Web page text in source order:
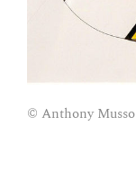
© Anthony Musso